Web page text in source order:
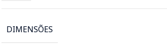
DIMENSÕES